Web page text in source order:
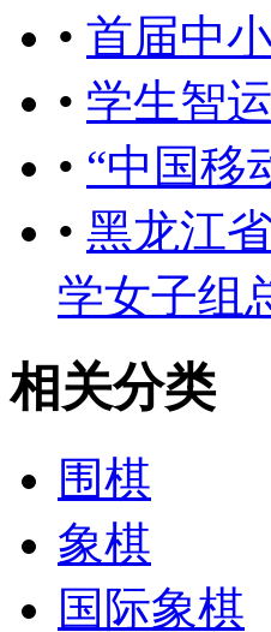
• 首届中
• 学生智
• “中国移
• 黑龙江
学女子组
相关分类
围棋
象棋
国际象棋